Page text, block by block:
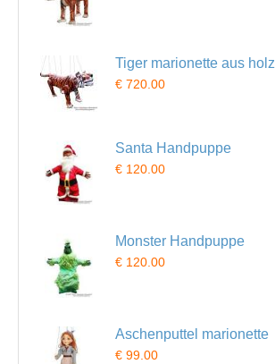
Tiger marionette aus holz
€ 720.00
Santa Handpuppe
€ 120.00
Monster Handpuppe
€ 120.00
Aschenputtel marionette
€ 99.00